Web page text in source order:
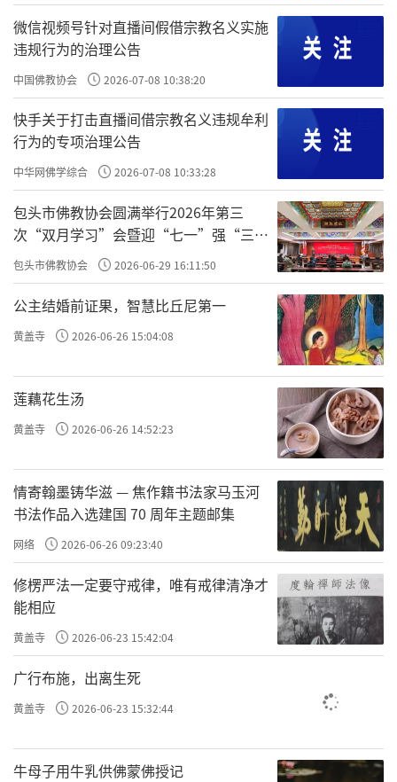
微信视频号针对直播间假借宗教名义实施
违规行为的治理公告
中国佛教协会 2026-07-08 10:38:20
快手关于打击直播间借宗教名义违规牟利
行为的专项治理公告
中华网佛学综合 2026-07-08 10:33:28
包头市佛教协会圆满举行2026年第三
次“双月学习”会暨迎“七一”强“三
爱”主题书画笔会
包头市佛教协会 2026-06-29 16:11:50
公主结婚前证果，智慧比丘尼第一
黄盖寺 2026-06-26 15:04:08
莲藕花生汤
黄盖寺 2026-06-26 14:52:23
情寄翰墨铸华滋 — 焦作籍书法家马玉河
书法作品入选建国 70 周年主题邮集
网络 2026-06-26 09:23:40
修楞严法一定要守戒律，唯有戒律清净才
能相应
黄盖寺 2026-06-23 15:42:04
广行布施，出离生死
黄盖寺 2026-06-23 15:32:44
牛母子用牛乳供佛蒙佛授记